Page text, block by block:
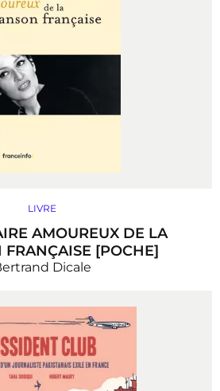
LIVRE
AMOUREUX DE LA
FRANÇAISE [POCHE]
Dicale